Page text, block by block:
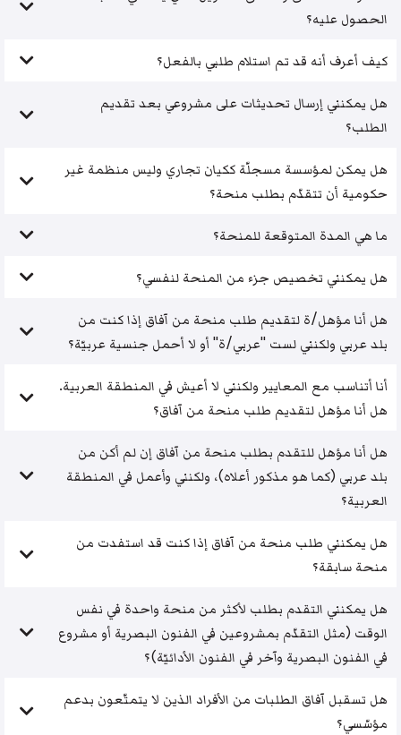
الحصول عليه؟
كيف أعرف أنه قد تم استلام طلبي بالفعل؟
هل يمكنني إرسال تحديثات على مشروعي بعد تقديم
الطلب؟
هل يمكن لمؤسسة مسجلّة ككيان تجاري وليس منظمة غير
حكومية أن تتقدّم بطلب منحة؟
ما هي المدة المتوقعة للمنحة؟
هل يمكنني تخصيص جزء من المنحة لنفسي؟
هل أنا مؤهل/ة لتقديم طلب منحة من آفاق إذا كنت من
بلد عربي ولكنني لست "عربي/ة" أو لا أحمل جنسية عربيّة؟
أنا أتناسب مع المعايير ولكنني لا أعيش في المنطقة العربية.
هل أنا مؤهل لتقديم طلب منحة من آفاق؟
هل أنا مؤهل للتقدم بطلب منحة من آفاق إن لم أكن من
بلد عربي (كما هو مذكور أعلاه)، ولكنني وأعمل في المنطقة
العربية؟
هل يمكنني طلب منحة من آفاق إذا كنت قد استفدت من
منحة سابقة؟
هل يمكنني التقدم بطلب لأكثر من منحة واحدة في نفس
الوقت (مثل التقدّم بمشروعين في الفنون البصرية أو مشروع
في الفنون البصرية وآخر في الفنون الأدائيّة)؟
هل تسقبل آفاق الطلبات من الأفراد الذين لا يتمتّعون بدعم
مؤسّسي؟